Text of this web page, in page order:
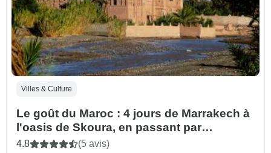
Villes & Culture
Le goût du Maroc : 4 jours de Marrakech à
l'oasis de Skoura, en passant par
Merzouga et les dunes de l'Erg Chebbi,
4.8 (5 avis)